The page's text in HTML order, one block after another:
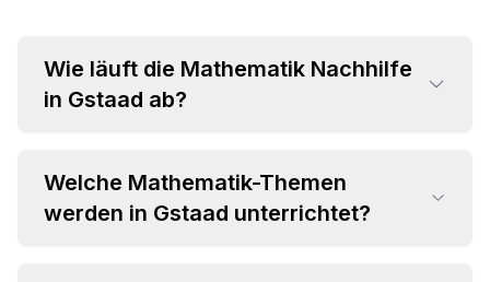
Wie läuft die Mathematik Nachhilfe
in Gstaad ab?
Welche Mathematik-Themen
werden in Gstaad unterrichtet?